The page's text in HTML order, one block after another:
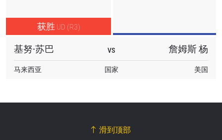
获胜 UD (R3)
基努·苏巴 VS 詹姆斯 杨
马来西亚 国家 美国
滑到顶部